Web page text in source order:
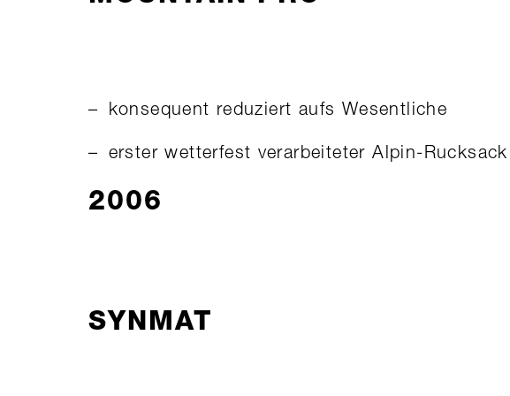
konsequent reduziert aufs Wesentliche
erster wetterfest verarbeiteter Alpin-Rucksack
2006
SYNMAT